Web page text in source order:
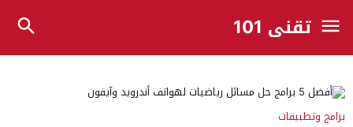
تقني 101
برامج وتطبيقات